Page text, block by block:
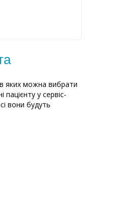
в яких можна вибрати
у сервіс-
вони будуть